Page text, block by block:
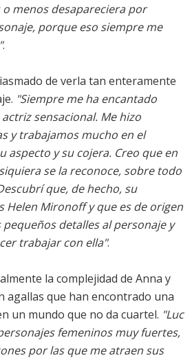
menos desapareciera por
porque eso siempre me
.
de verla tan enteramente
"Siempre me ha encantado
sensacional. Me hizo
y trabajamos mucho en el
aspecto y su cojera. Creo que en
se la reconoce, sobre todo
que, de hecho, su
Helen Mironoff y que es de origen
detalles al personaje y
trabajar con ella".
la complejidad de Anna y
agallas que han encontrado una
un mundo que no da cuartel. "Luc
femeninos muy fuertes,
por las que me atraen sus